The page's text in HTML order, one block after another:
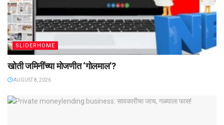
SLIDERHOME
खोती जमिनींच्या मोजणीत ‌‘गोलमाल‌’?
AUGUST 8, 2026